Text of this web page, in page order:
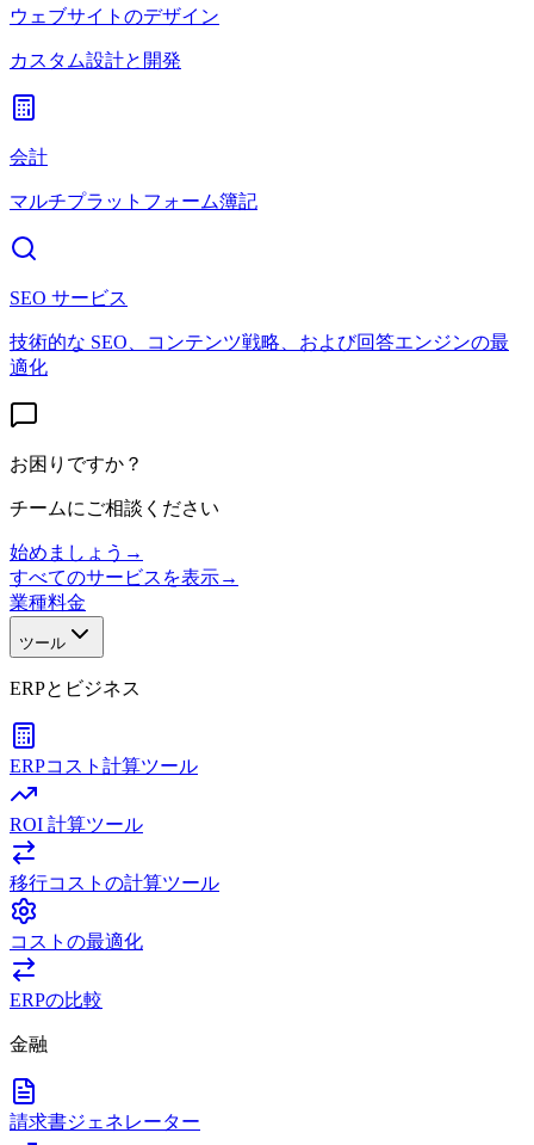
ウェブサイトのデザイン
カスタム設計と開発
会計
マルチプラットフォーム簿記
SEO サービス
技術的な SEO、コンテンツ戦略、および回答エンジンの最
適化
お困りですか？
チームにご相談ください
始めましょう →
すべてのサービスを表示→
業種料金
ツール
ERPとビジネス
ERPコスト計算ツール
ROI 計算ツール
移行コストの計算ツール
コストの最適化
ERPの比較
金融
請求書ジェネレーター